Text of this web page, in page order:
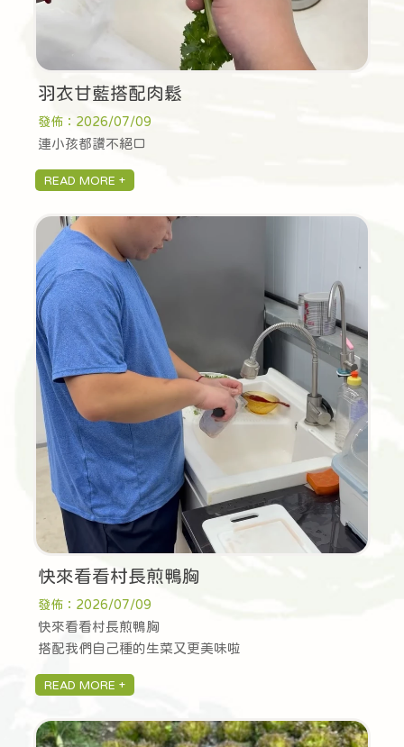
羽衣甘藍搭配肉鬆
發佈：2026/07/09
連小孩都讚不絕口
快來看看村長煎鴨胸
發佈：2026/07/09
快來看看村長煎鴨胸
搭配我們自己種的生菜又更美味啦